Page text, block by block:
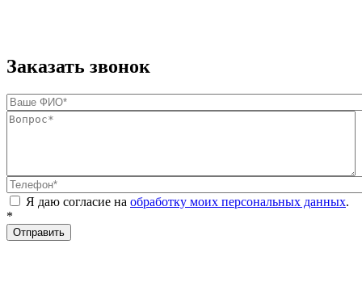
Заказать звонок
Ваше ФИО
Вопрос*
Телефон*
Я даю согласие на обработку моих персональных данных.
*